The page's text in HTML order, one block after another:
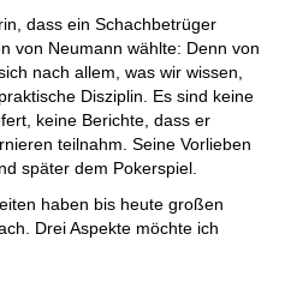
dass ein Schachbetrüger
von Neumann wählte: Denn von
nach allem, was wir wissen,
Disziplin. Es sind keine
keine Berichte, dass er
teilnahm. Seine Vorlieben
später dem Pokerspiel.
haben bis heute großen
Drei Aspekte möchte ich